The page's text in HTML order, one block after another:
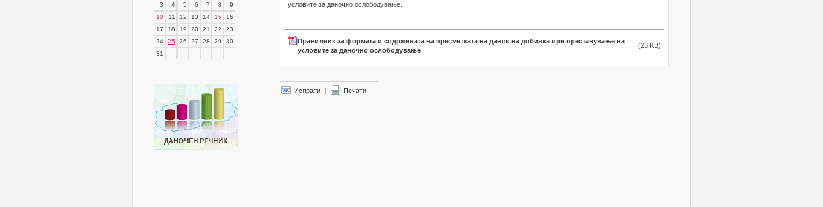
3
4 5 6 7 8
9
10
11 12 13 14 15
16
17
18 19 20 21 22
23
24
25 26 27 28 29
30
31
условите за даночно ослободување.
Правилник за формата и содржината на пресметката на данок на добивка при престанување на
условите за даночно ослободување
(23 KB)
Испрати | Печати